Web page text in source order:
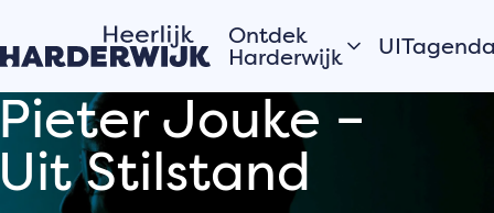
Ontdek
Harderwijk
Hanzestad
Water
Veluwe
Jouke –
Stilstand